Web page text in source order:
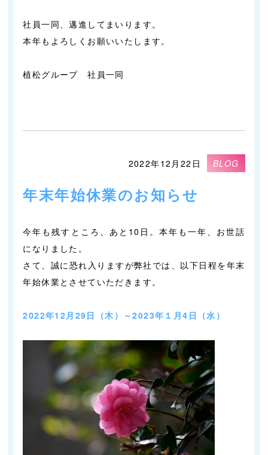
社員一同、邁進してまいります。
本年もよろしくお願いいたします。
植松グループ 社員一同
2022年12月22日 BLOG
年末年始休業のお知らせ
今年も残すところ、あと10日。本年も一年、お世話
になりました。
さて、誠に恐れ入りますが弊社では、以下日程を年末
年始休業とさせていただきます。
2022年12月29日（木）～2023年１月4日（水）